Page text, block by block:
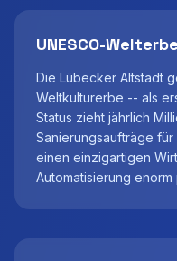
UNESCO-
Die Lübecker Altstadt
Weltkulturerbe -- als
Status zieht jährlich
Sanierungsaufträge
einen einzigartigen
Automatisierung enorm